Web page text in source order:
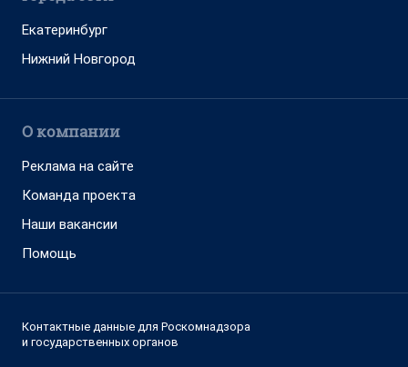
Екатеринбург
Нижний Новгород
О компании
Реклама на сайте
Команда проекта
Наши вакансии
Помощь
Контактные данные для Роскомнадзора
и государственных органов